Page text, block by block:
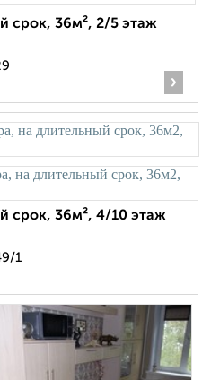
срок, 36м², 2/5 этаж
›
срок, 36м², 4/10 этаж
1